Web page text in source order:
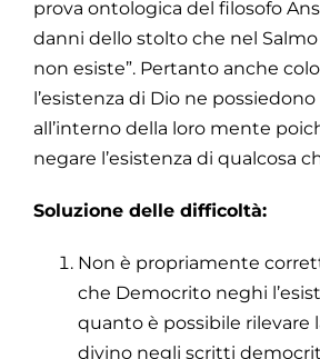
prova ontologica del filosofo
danni dello stolto che nel Salmo
non esiste”. Pertanto anche
l’esistenza di Dio ne
all’interno della loro mente
negare l’esistenza di qualcosa
Soluzione delle difficoltà:
Non è propriamente
che Democrito neghi
quanto è possibile rilevare
divino negli scritti